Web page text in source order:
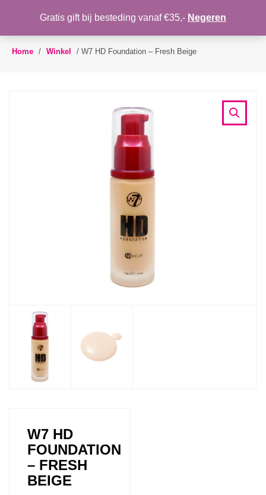
Toggle
Home / Winkel / W7 HD Foundation – Fresh Beige
W7 HD
FOUNDATION
– FRESH
BEIGE
Gratis gift bij besteding vanaf €35,- Negeren